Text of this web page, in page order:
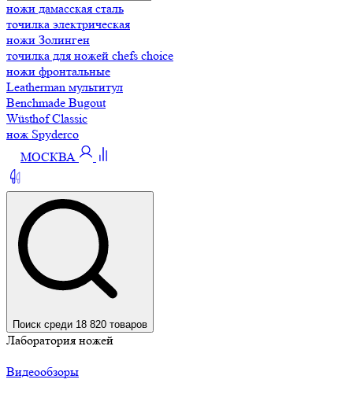
ножи дамасская сталь
точилка электрическая
ножи Золинген
точилка для ножей chefs choice
ножи фронтальные
Leatherman мультитул
Benchmade Bugout
Wüsthof Classic
нож Spyderco
МОСКВА
Поиск среди 18 820 товаров
Лаборатория ножей
Видеообзоры